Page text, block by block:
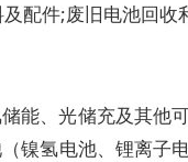
配件;废旧电池回收
能、光储充及其他
镍氢电池、锂离子